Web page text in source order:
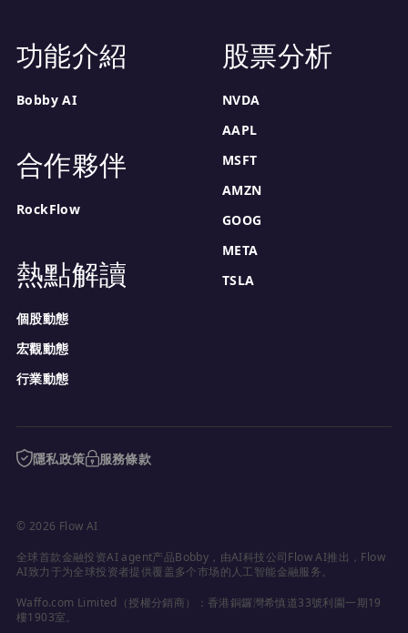
功能介紹
Bobby AI
合作夥伴
RockFlow
熱點解讀
個股動態
宏觀動態
行業動態
股票分析
NVDA
AAPL
MSFT
AMZN
GOOG
META
TSLA
隱私政策 服務條款
© 2026 Flow AI
全球首款金融投资AI agent产品Bobby，由AI科技公司Flow AI推出，Flow
AI致力于为全球投资者提供覆盖多个市场的人工智能金融服务。
Waffo.com Limited（授權分銷商）：香港銅鑼灣希慎道33號利園一期19
樓1903室。